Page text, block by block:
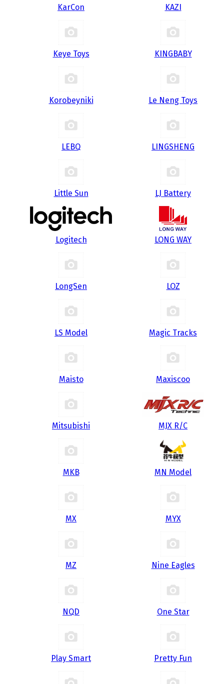
KarCon KAZI
Keye Toys KINGBABY
Korobeyniki Le Neng Toys
LEBQ LINGSHENG
Little Sun LJ Battery
Logitech LONG WAY
LongSen LOZ
LS Model Magic Tracks
Maisto Maxiscoo
Mitsubishi MJX R/C
MKB MN Model
MX MYX
MZ Nine Eagles
NQD One Star
Play Smart Pretty Fun